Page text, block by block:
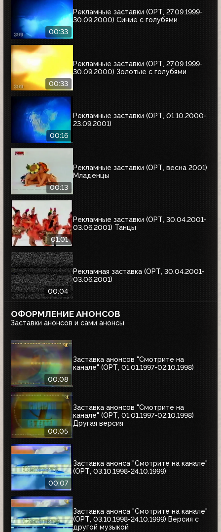
00:33
Рекламные заставки (ОРТ, 27.09.1999-
30.09.2000) Синие с голубями
00:33
Рекламные заставки (ОРТ, 27.09.1999-
30.09.2000) Золотые с голубями
00:16
Рекламные заставки (ОРТ, 01.10.2000-
23.09.2001)
00:13
Рекламные заставки (ОРТ, весна 2001)
Младенцы
01:01
Рекламные заставки (ОРТ, 30.04.2001-
03.06.2001) Танцы
00:04
Рекламная заставка (ОРТ, 30.04.2001-
03.06.2001)
ОФОРМЛЕНИЕ АНОНСОВ
Заставки анонсов и сами анонсы
00:08
Заставка анонсов "Смотрите на
канале" (ОРТ, 01.01.1997-02.10.1998)
00:05
Заставка анонсов "Смотрите на
канале" (ОРТ, 01.01.1997-02.10.1998)
Другая версия
00:07
Заставка анонса "Смотрите на канале"
(ОРТ, 03.10.1998-24.10.1999)
Заставка анонса "Смотрите на канале"
(ОРТ, 03.10.1998-24.10.1999) Версия с
другой музыкой